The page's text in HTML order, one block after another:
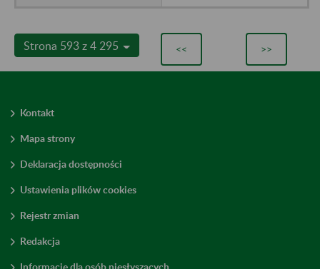
Strona 593 z 4 295 << >>
Kontakt
Mapa strony
Deklaracja dostępności
Ustawienia plików cookies
Rejestr zmian
Redakcja
Informacje dla osób niesłyszących